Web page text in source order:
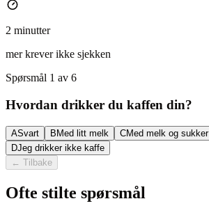
2 minutter
mer krever ikke sjekken
Spørsmål 1 av 6
Hvordan drikker du kaffen din?
ASvart B Med litt melk CMed melk og sukker
DJeg drikker ikke kaffe
← Tilbake
Ofte stilte spørsmål